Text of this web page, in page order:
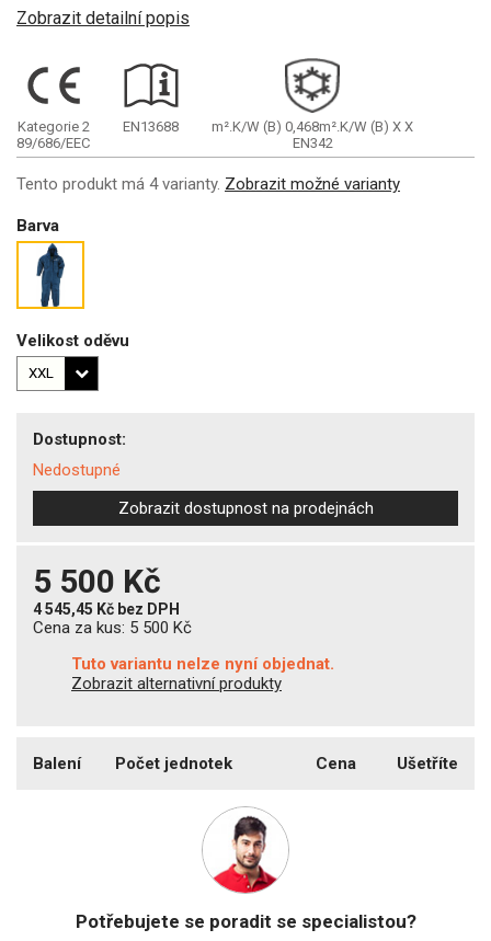
Zobrazit detailní popis
Kategorie 2
89/686/EEC
EN13688 m².K/W (B) 0,468m².K/W (B) X X
EN342
Tento produkt má 4 varianty. Zobrazit možné varianty
Barva
Velikost oděvu
Dostupnost:
Nedostupné
Zobrazit dostupnost na prodejnách
5 500 Kč
4 545,45 Kč bez DPH
Cena za kus: 5 500 Kč
Tuto variantu nelze nyní objednat.
Zobrazit alternativní produkty
Balení Počet jednotek Cena Ušetříte
Potřebujete se poradit se specialistou?